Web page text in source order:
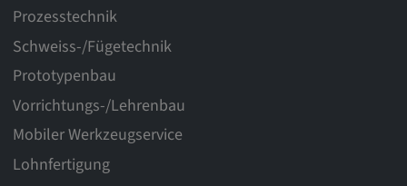
Prozesstechnik
Schweiss-/Fügetechnik
Prototypenbau
Vorrichtungs-/Lehrenbau
Mobiler Werkzeugservice
Lohnfertigung